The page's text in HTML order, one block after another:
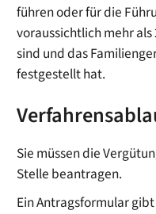
führen oder für die
voraussichtlich mehr
sind und das
festgestellt hat.
Sie müssen die
Stelle beantragen.
Ein Antragsformular